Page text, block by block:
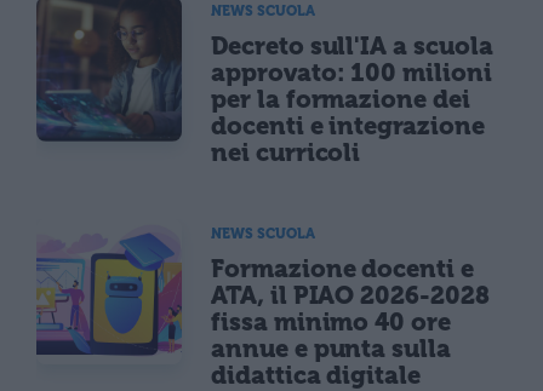
NEWS SCUOLA
Decreto sull'IA a scuola
approvato: 100 milioni
per la formazione dei
docenti e integrazione
nei curricoli
NEWS SCUOLA
Formazione docenti e
ATA, il PIAO 2026-2028
fissa minimo 40 ore
annue e punta sulla
didattica digitale